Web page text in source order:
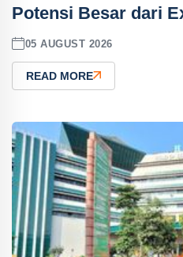
Potensi Besar dari
05 AUGUST 2026
READ MORE